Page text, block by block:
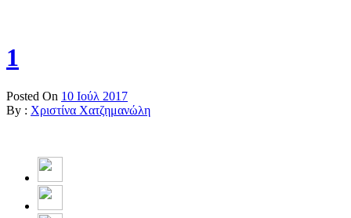
1
Posted On 10 Ιούλ 2017
By : Χριστίνα Χατζημανώλη